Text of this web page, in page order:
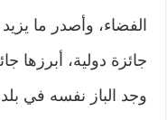
جائزة دولية، أبرزها
وجد الباز نفسه في